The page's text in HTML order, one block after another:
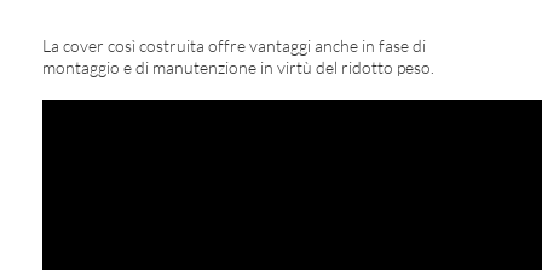
La cover così costruita offre vantaggi anche in fase di
montaggio e di manutenzione in virtù del ridotto peso.